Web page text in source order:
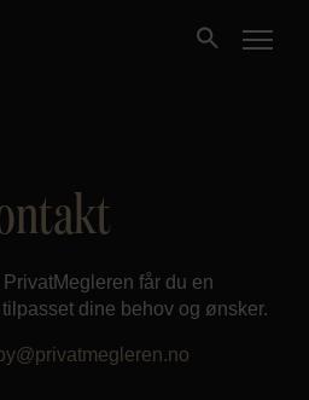
får du en
dine behov og ønsker.